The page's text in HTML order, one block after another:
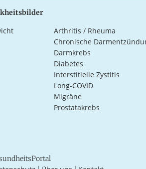
Arthritis / Rheuma
Chronische
Darmkrebs
Diabetes
Interstitielle Zystitis
Long-COVID
Migräne
Prostatakrebs